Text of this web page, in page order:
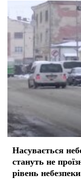
Насувається
стануть не
рівень